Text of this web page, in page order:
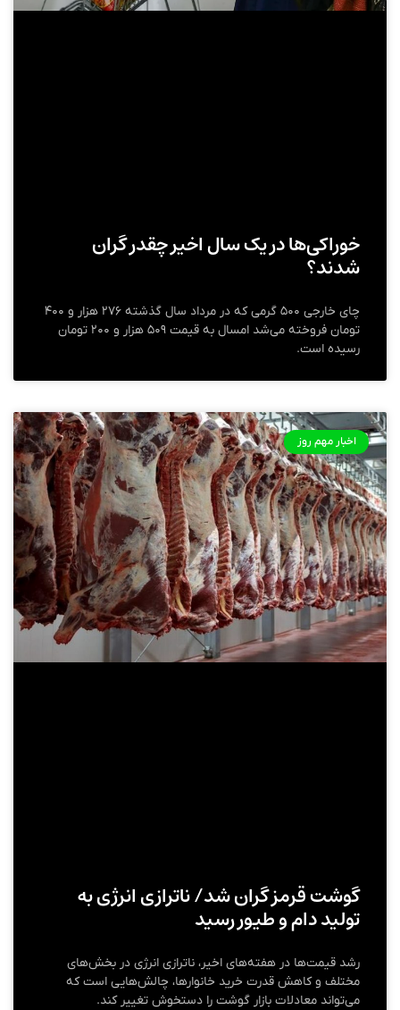
خوراکی‌ها در یک سال اخیر چقدر گران
شدند؟
چای خارجی ۵۰۰ گرمی که در مرداد سال گذشته ۲۷۶ هزار و ۴۰۰
تومان فروخته می‌شد امسال به قیمت ۵۰۹ هزار و ۲۰۰ تومان
رسیده است.
اخبار مهم روز
گوشت قرمز گران شد/ ناترازی انرژی به
تولید دام و طیور رسید
رشد قیمت‌ها در هفته‌های اخیر، ناترازی انرژی در بخش‌های
مختلف و کاهش قدرت خرید خانوارها، چالش‌هایی است که
می‌تواند معادلات بازار گوشت را دستخوش تغییر کند.